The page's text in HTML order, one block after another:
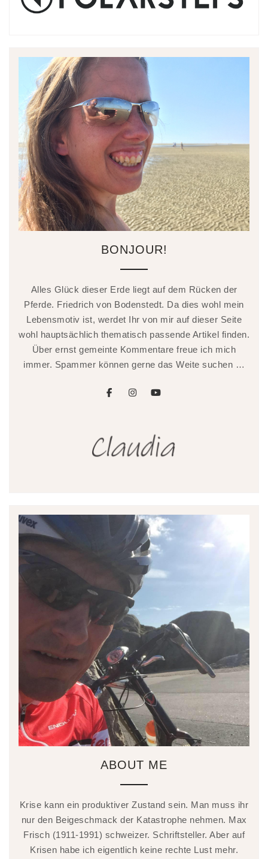
BONJOUR!
Alles Glück dieser Erde liegt auf dem Rücken der
Pferde. Friedrich von Bodenstedt. Da dies wohl mein
Lebensmotiv ist, werdet Ihr von mir auf dieser Seite
wohl hauptsächlich thematisch passende Artikel finden.
Über ernst gemeinte Kommentare freue ich mich
immer. Spammer können gerne das Weite suchen …
ABOUT ME
Krise kann ein produktiver Zustand sein. Man muss ihr
nur den Beigeschmack der Katastrophe nehmen. Max
Frisch (1911-1991) schweizer. Schriftsteller. Aber auf
Krisen habe ich eigentlich keine rechte Lust mehr.